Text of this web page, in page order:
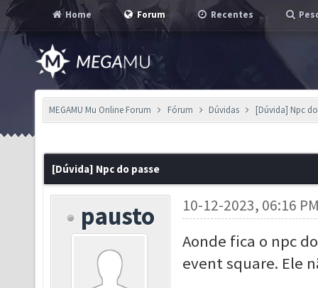
Home Forum Recentes
MEGAMU Mu Online Forum Fórum Dúvidas [Dúvida] Npc
[Dúvida] Npc do passe
pausto 10-12-2023, 06:16
Aonde fica o npc
event square. Ele